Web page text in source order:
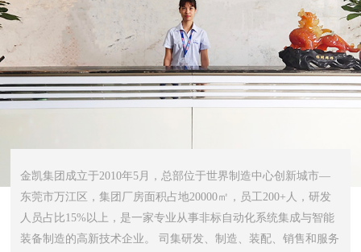
金凯集团成立于2010年5月，总部位于世界制造中心创新城市—
东莞市万江区，集团厂房面积占地20000㎡，员工200+人，研发
人员占比15%以上，是一家专业从事非标自动化系统集成与智能
装备制造的高新技术企业。 司集研发、制造、装配、销售和服务